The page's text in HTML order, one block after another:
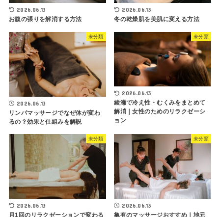
2026.06.13
お腹の張りを解消する方法
2026.06.13
冬の乾燥肌を美肌に変える方法
未分類
2026.06.13
リンパマッサージでなぜ体が変わ
るの？効果と仕組みを解説
未分類
2026.06.13
綾瀬で冷え性・むくみをまとめて
解消｜女性のためのリラクゼーシ
ョン
未分類
2026.06.13
月1回のリラクゼーションで変わる
未分類
2026.06.13
亀有のマッサージおすすめ｜地元